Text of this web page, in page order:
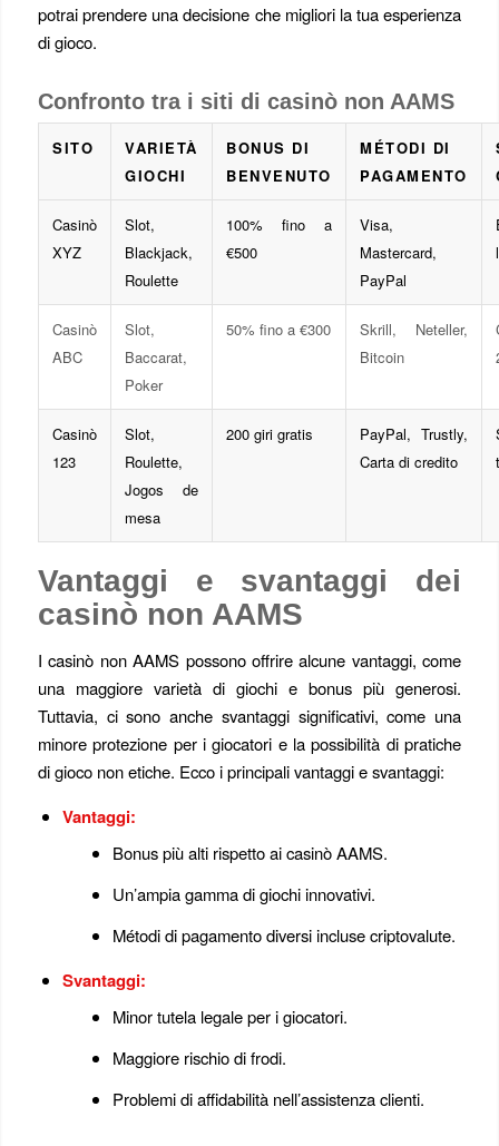
potrai prendere una decisione che migliori la tua esperienza
di gioco.
Confronto tra i siti di casinò non AAMS
SITO
VARIETÀ
GIOCHI
BONUS DI
BENVENUTO
MÉTODI DI
PAGAMENTO
Casinò
XYZ
Slot,
Blackjack,
Roulette
100% fino a
€500
Visa,
Mastercard,
PayPal
Casinò
ABC
Slot,
Baccarat,
Poker
50% fino a €300
Skrill, Neteller,
Bitcoin
Casinò
123
Slot,
Roulette,
Jogos de
mesa
200 giri gratis
PayPal, Trustly,
Carta di credito
Vantaggi e svantaggi dei
casinò non AAMS
I casinò non AAMS possono offrire alcune vantaggi, come
una maggiore varietà di giochi e bonus più generosi.
Tuttavia, ci sono anche svantaggi significativi, come una
minore protezione per i giocatori e la possibilità di pratiche
di gioco non etiche. Ecco i principali vantaggi e svantaggi:
Vantaggi:
Bonus più alti rispetto ai casinò AAMS.
Un’ampia gamma di giochi innovativi.
Métodi di pagamento diversi incluse criptovalute.
Svantaggi:
Minor tutela legale per i giocatori.
Maggiore rischio di frodi.
Problemi di affidabilità nell’assistenza clienti.